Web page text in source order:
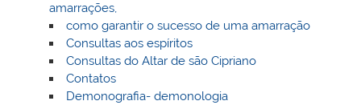
amarrações,
como garantir o sucesso de uma amarração
Consultas aos espíritos
Consultas do Altar de são Cipriano
Contatos
Demonografia- demonologia